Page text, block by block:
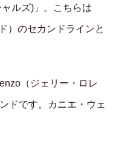
ルズ)」。こちらは
）のセカンドラインと
（ジェリー・ロレ
ドです。カニエ・ウェ